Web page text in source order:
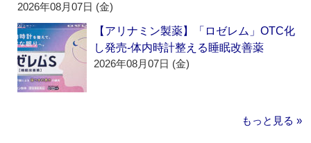
2026年08月07日 (金)
【アリナミン製薬】「ロゼレム」OTC化
し発売‐体内時計整える睡眠改善薬
2026年08月07日 (金)
もっと見る »